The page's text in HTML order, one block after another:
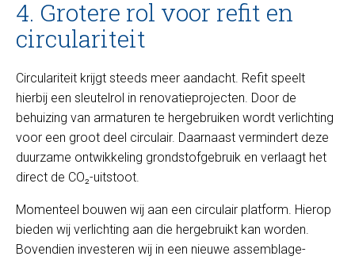
4. Grotere rol voor refit en
circulariteit
Circulariteit krijgt steeds meer aandacht. Refit speelt
hierbij een sleutelrol in renovatieprojecten. Door de
behuizing van armaturen te hergebruiken wordt verlichting
voor een groot deel circulair. Daarnaast vermindert deze
duurzame ontwikkeling grondstofgebruik en verlaagt het
direct de CO₂-uitstoot.
Momenteel bouwen wij aan een circulair platform. Hierop
bieden wij verlichting aan die hergebruikt kan worden.
Bovendien investeren wij in een nieuwe assemblage-